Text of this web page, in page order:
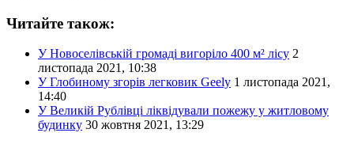
Читайте також:
У Новоселівській громаді вигоріло 400 м² лісу 2
листопада 2021, 10:38
У Глобиному згорів легковик Geely 1 листопада 2021,
14:40
У Великій Рублівці ліквідували пожежу у житловому
будинку 30 жовтня 2021, 13:29